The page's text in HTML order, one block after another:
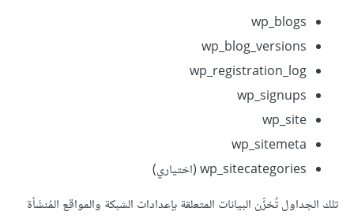
wp_blogs
wp_blog_versions
wp_registration_log
wp_signups
wp_site
wp_sitemeta
wp_sitecategories (اختياري)
تلك الجداول تُخزِّن البيانات المتعلقة بإعدادات الشبكة والمواقع المُنشَأة